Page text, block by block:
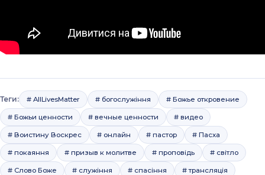
Теги: # AllLivesMatter # богослужіння # Божье откровение
# Божьи ценности # вечные ценности # видео
# Воистину Воскрес # онлайн # пастор # Пасха
# покаяння # призыв к молитве # проповідь # світло
# Слово Боже # служіння # спасіння # трансляція